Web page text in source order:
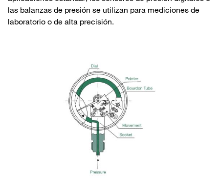
las balanzas de presión se utilizan para mediciones de
laboratorio o de alta precisión.